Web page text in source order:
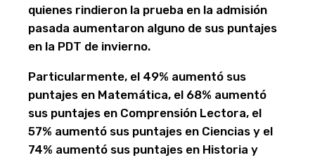
quienes rindieron la prueba en la admisión
pasada aumentaron alguno de sus puntajes
en la PDT de invierno.
Particularmente, el 49% aumentó sus
puntajes en Matemática, el 68% aumentó
sus puntajes en Comprensión Lectora, el
57% aumentó sus puntajes en Ciencias y el
74% aumentó sus puntajes en Historia y